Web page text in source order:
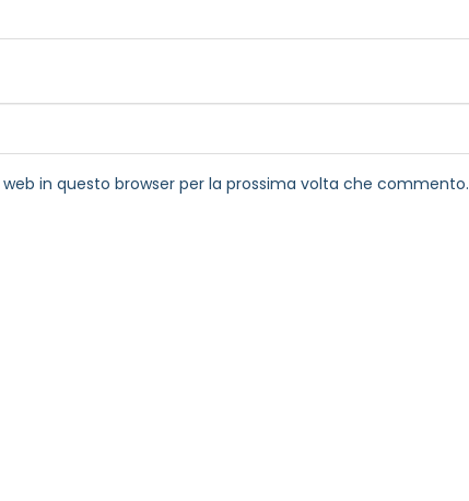
in questo browser per la prossima volta che commento.